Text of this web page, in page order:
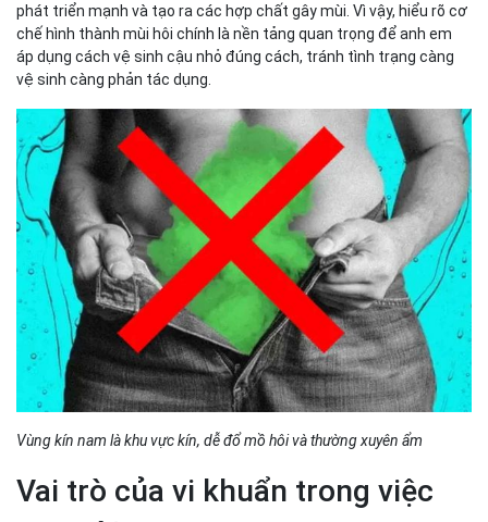
phát triển mạnh và tạo ra các hợp chất gây mùi. Vì vậy, hiểu rõ cơ
chế hình thành mùi hôi chính là nền tảng quan trọng để anh em
áp dụng cách vệ sinh cậu nhỏ đúng cách, tránh tình trạng càng
vệ sinh càng phản tác dụng.
Vùng kín nam là khu vực kín, dễ đổ mồ hôi và thường xuyên ẩm
Vai trò của vi khuẩn trong việc